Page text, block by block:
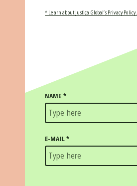
* Learn about Justiça Global’s Privacy Policy.
NAME *
E-MAIL*